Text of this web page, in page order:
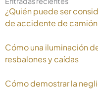
¿Quién puede ser
de accidente de camión
Cómo una iluminación
resbalones y caídas
Cómo demostrar la